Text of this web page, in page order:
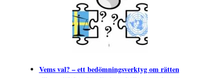
Vems val? – ett bedömningsverktyg om rätten